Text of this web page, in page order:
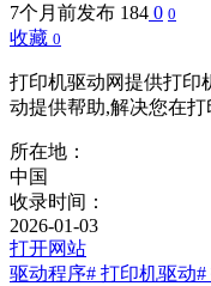
7个月前发布 184 0 0
收藏 0
打印机驱动网提供打印
动提供帮助,解决您在打
所在地：
中国
收录时间：
2026-01-03
打开网站
驱动程序# 打印机驱动#